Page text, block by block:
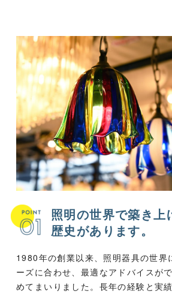
照明の世界で築き上
歴史があります。
1980年の創業以来、照明器具の世界
ーズに合わせ、最適なアドバイスが
めてまいりました。長年の経験と実